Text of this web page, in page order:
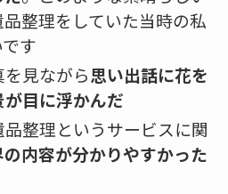
整理をしていた当時の私
す
見ながら思い出話に花を
目に浮かんだ
整理というサービスに関
の内容が分かりやすかった